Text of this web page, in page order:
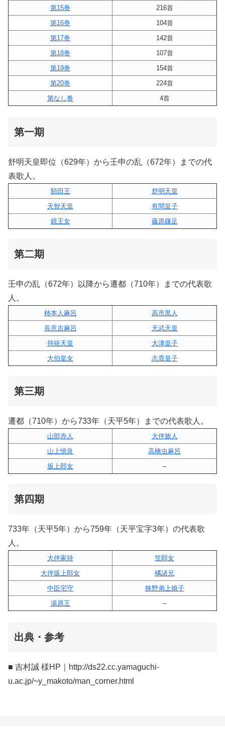
第15巻
216首
第16巻
104首
第17巻
142首
第18巻
107首
第19巻
154首
第20巻
224首
第なし巻
4首
第一期
舒明天皇即位（629年）から壬申の乱（672年）までの代
表歌人。
額田王
舒明天皇
天智天皇
有間皇子
鏡王女
藤原鎌足
第二期
壬申の乱（672年）以降から遷都（710年）までの代表歌
人。
柿本人麻呂
高市黒人
長意吉麻呂
天武天皇
持統天皇
大津皇子
大伯皇女
志貴皇子
第三期
遷都（710年）から733年（天平5年）までの代表歌人。
山部赤人
大伴旅人
山上憶良
高橋虫麻呂
坂上郎女
–
第四期
733年（天平5年）から759年（天平宝字3年）の代表歌
人。
大伴家持
笠郎女
大伴坂上郎女
橘諸兄
中臣宅守
狭野弟上娘子
湯原王
–
出典・参考
■ 吉村誠 様HP｜http://ds22.cc.yamaguchi-
u.ac.jp/~y_makoto/man_corner.html